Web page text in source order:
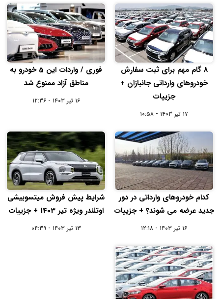
8 گام مهم برای ثبت سفارش
خودروهای وارداتی جانبازان +
جزییات
۱۷ تیر ۱۴۰۳ - ۱۰:۵۸
فوری / واردات این 5 خودرو به
مناطق آزاد ممنوع شد
۱۶ تیر ۱۴۰۳ - ۱۲:۳۶
کدام خودروهای وارداتی در دور
جدید عرضه می شوند؟ + جزییات
۱۶ تیر ۱۴۰۳ - ۱۲:۱۸
شرایط پیش فروش میتسوبیشی
اوتلندر ویژه تیر 1403 + جزییات
۱۳ تیر ۱۴۰۳ - ۰۴:۳۹